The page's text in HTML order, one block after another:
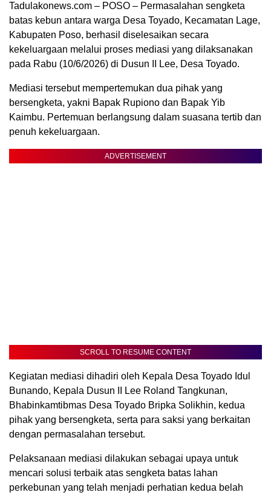
Tadulakonews.com – POSO – Permasalahan sengketa
batas kebun antara warga Desa Toyado, Kecamatan Lage,
Kabupaten Poso, berhasil diselesaikan secara
kekeluargaan melalui proses mediasi yang dilaksanakan
pada Rabu (10/6/2026) di Dusun II Lee, Desa Toyado.
Mediasi tersebut mempertemukan dua pihak yang
bersengketa, yakni Bapak Rupiono dan Bapak Yib
Kaimbu. Pertemuan berlangsung dalam suasana tertib dan
penuh kekeluargaan.
ADVERTISEMENT
SCROLL TO RESUME CONTENT
Kegiatan mediasi dihadiri oleh Kepala Desa Toyado Idul
Bunando, Kepala Dusun II Lee Roland Tangkunan,
Bhabinkamtibmas Desa Toyado Bripka Solikhin, kedua
pihak yang bersengketa, serta para saksi yang berkaitan
dengan permasalahan tersebut.
Pelaksanaan mediasi dilakukan sebagai upaya untuk
mencari solusi terbaik atas sengketa batas lahan
perkebunan yang telah menjadi perhatian kedua belah